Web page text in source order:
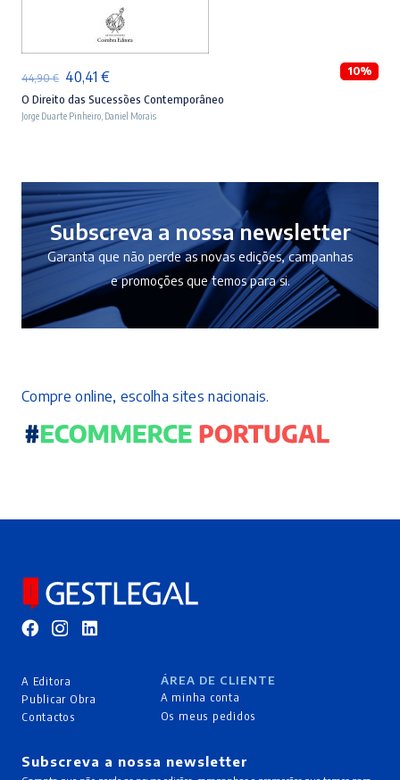
44,90€ O
preço
original
40,41 €O
preço
atual
10%
O Direito das Sucessões Contemporâneo
Jorge Duarte Pinheiro Daniel Morais
Subscreva a nossa newsletter
Garanta que não perde as novas edições, campanhas
e promoções que temos para si.
Compre online, escolha sites nacionais.
A Editora
Publicar Obra
Contactos
ÁREA DE CLIENTE
A minha conta
Os meus pedidos
Subscreva a nossa newsletter